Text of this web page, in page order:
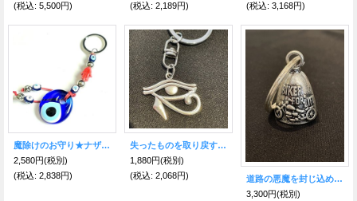
(税込: 5,500円)
(税込: 2,189円)
(税込: 3,168円)
魔除けのお守り★ナザールボンジュウキーホルダー?Hamusa Red
2,580円(税別)
(税込: 2,838円)
失ったものを取り戻す！古代エジプトの護符★ホルスの眼キーリング シルバー
1,880円(税別)
(税込: 2,068円)
道路の悪魔を封じ込め、様々な災難から身を守る★バイカーベル キーリング バイクS
3,300円(税別)